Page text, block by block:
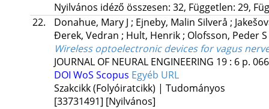
Nyilvános idéző összesen: 32, Független: 29,
22.
Donahue, Mary J ; Ejneby, Malin Silverå ;
Đerek, Vedran ; Hult, Henrik; Olofsson, Peder S
Wireless optoelectronic devices for vagus
JOURNAL OF NEURAL ENGINEERING 19: 6 p.
DOI WoS Scopus Egyéb URL
Szakcikk (Folyóiratcikk) | Tudományos
[33731491] [Nyilvános]